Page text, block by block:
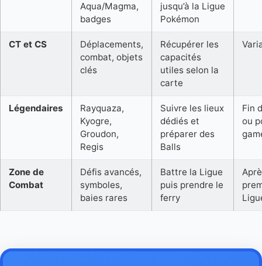
Aqua/Magma,
badges
jusqu’à la Ligue
Pokémon
CT et CS
Déplacements,
combat, objets
clés
Récupérer les
capacités
utiles selon la
carte
Légendaires
Rayquaza,
Kyogre,
Groudon,
Regis
Suivre les lieux
dédiés et
préparer des
Balls
Fin
ou
Zone de
Combat
Défis avancés,
symboles,
baies rares
Battre la Ligue
puis prendre le
ferry